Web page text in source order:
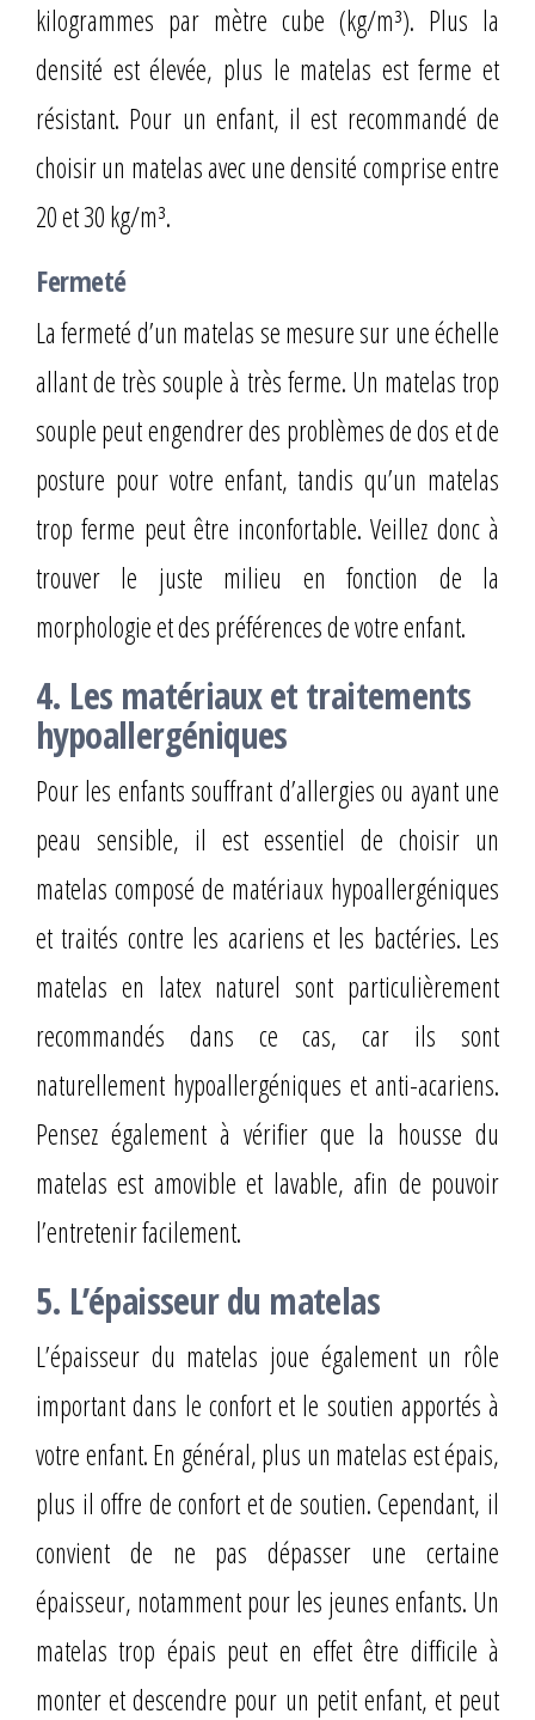
kilogrammes par mètre cube (kg/m³). Plus la
densité est élevée, plus le matelas est ferme et
résistant. Pour un enfant, il est recommandé de
choisir un matelas avec une densité comprise entre
20 et 30 kg/m³.
Fermeté
La fermeté d’un matelas se mesure sur une échelle
allant de très souple à très ferme. Un matelas trop
souple peut engendrer des problèmes de dos et de
posture pour votre enfant, tandis qu’un matelas
trop ferme peut être inconfortable. Veillez donc à
trouver le juste milieu en fonction de la
morphologie et des préférences de votre enfant.
4. Les matériaux et traitements
hypoallergéniques
Pour les enfants souffrant d’allergies ou ayant une
peau sensible, il est essentiel de choisir un
matelas composé de matériaux hypoallergéniques
et traités contre les acariens et les bactéries. Les
matelas en latex naturel sont particulièrement
recommandés dans ce cas, car ils sont
naturellement hypoallergéniques et anti-acariens.
Pensez également à vérifier que la housse du
matelas est amovible et lavable, afin de pouvoir
l’entretenir facilement.
5. L’épaisseur du matelas
L’épaisseur du matelas joue également un rôle
important dans le confort et le soutien apportés à
votre enfant. En général, plus un matelas est épais,
plus il offre de confort et de soutien. Cependant, il
convient de ne pas dépasser une certaine
épaisseur, notamment pour les jeunes enfants. Un
matelas trop épais peut en effet être difficile à
monter et descendre pour un petit enfant, et peut